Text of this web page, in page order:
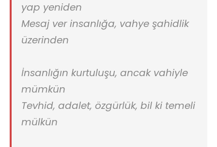
yap yeniden
Mesaj ver insanlığa, vahye şahidlik
üzerinden
İnsanlığın kurtuluşu, ancak vahiyle
mümkün
Tevhid, adalet, özgürlük, bil ki temeli
mülkün